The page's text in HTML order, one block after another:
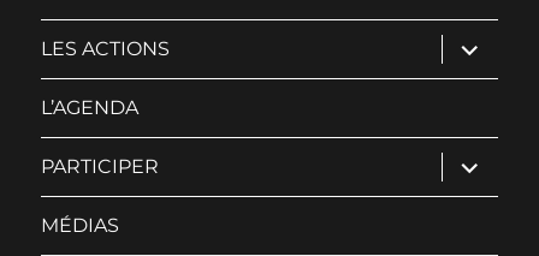
LES ACTIONS ouvrir
le
sous-
L’AGENDA
PARTICIPER ouvrir
le
sous-
MÉDIAS